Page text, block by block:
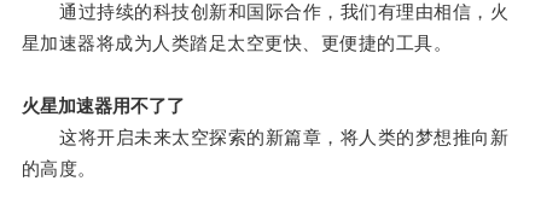
通过持续的科技创新和国际合作，我们有理由相信，火
星加速器将成为人类踏足太空更快、更便捷的工具。
火星加速器用不了了
这将开启未来太空探索的新篇章，将人类的梦想推向新
的高度。